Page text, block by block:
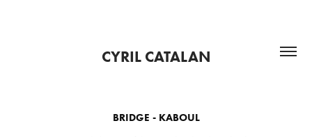
CYRIL CATALAN
BRIDGE - KABOUL